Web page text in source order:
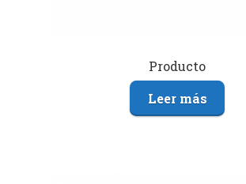
Producto
Leer más